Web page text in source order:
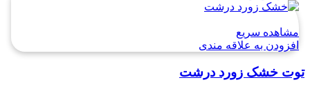
مشاهده سریع
افزودن به علاقه مندی
توت خشک زورد درشت